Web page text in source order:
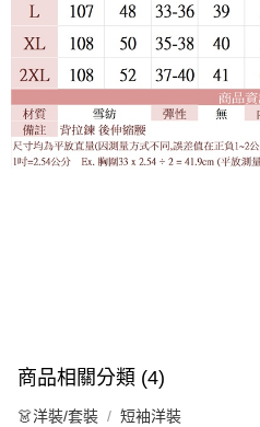
商品相關分類 (4)
👗洋裝/套裝 短袖洋裝